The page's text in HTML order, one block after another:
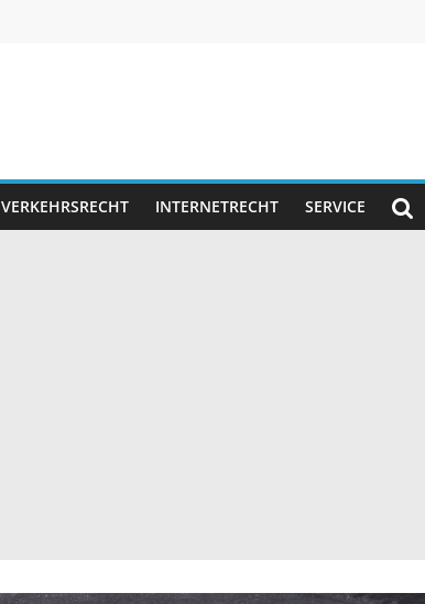
VERKEHRSRECHT INTERNETRECHT SERVICE